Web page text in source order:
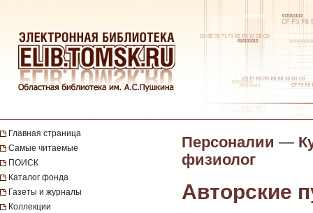
Главная страница
Самые читаемые
ПОИСК
Каталог фонда
Газеты и журналы
Коллекции
Персоналии —
физиолог
Авторские